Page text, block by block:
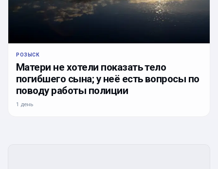
РОЗЫСК
Матери не хотели показать тело
погибшего сына; у неё есть вопросы по
поводу работы полиции
1 день